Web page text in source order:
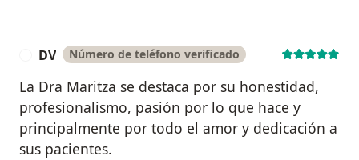
DV Número de teléfono verificado
La Dra Maritza se destaca por su honestidad,
profesionalismo, pasión por lo que hace y
principalmente por todo el amor y dedicación a
sus pacientes.